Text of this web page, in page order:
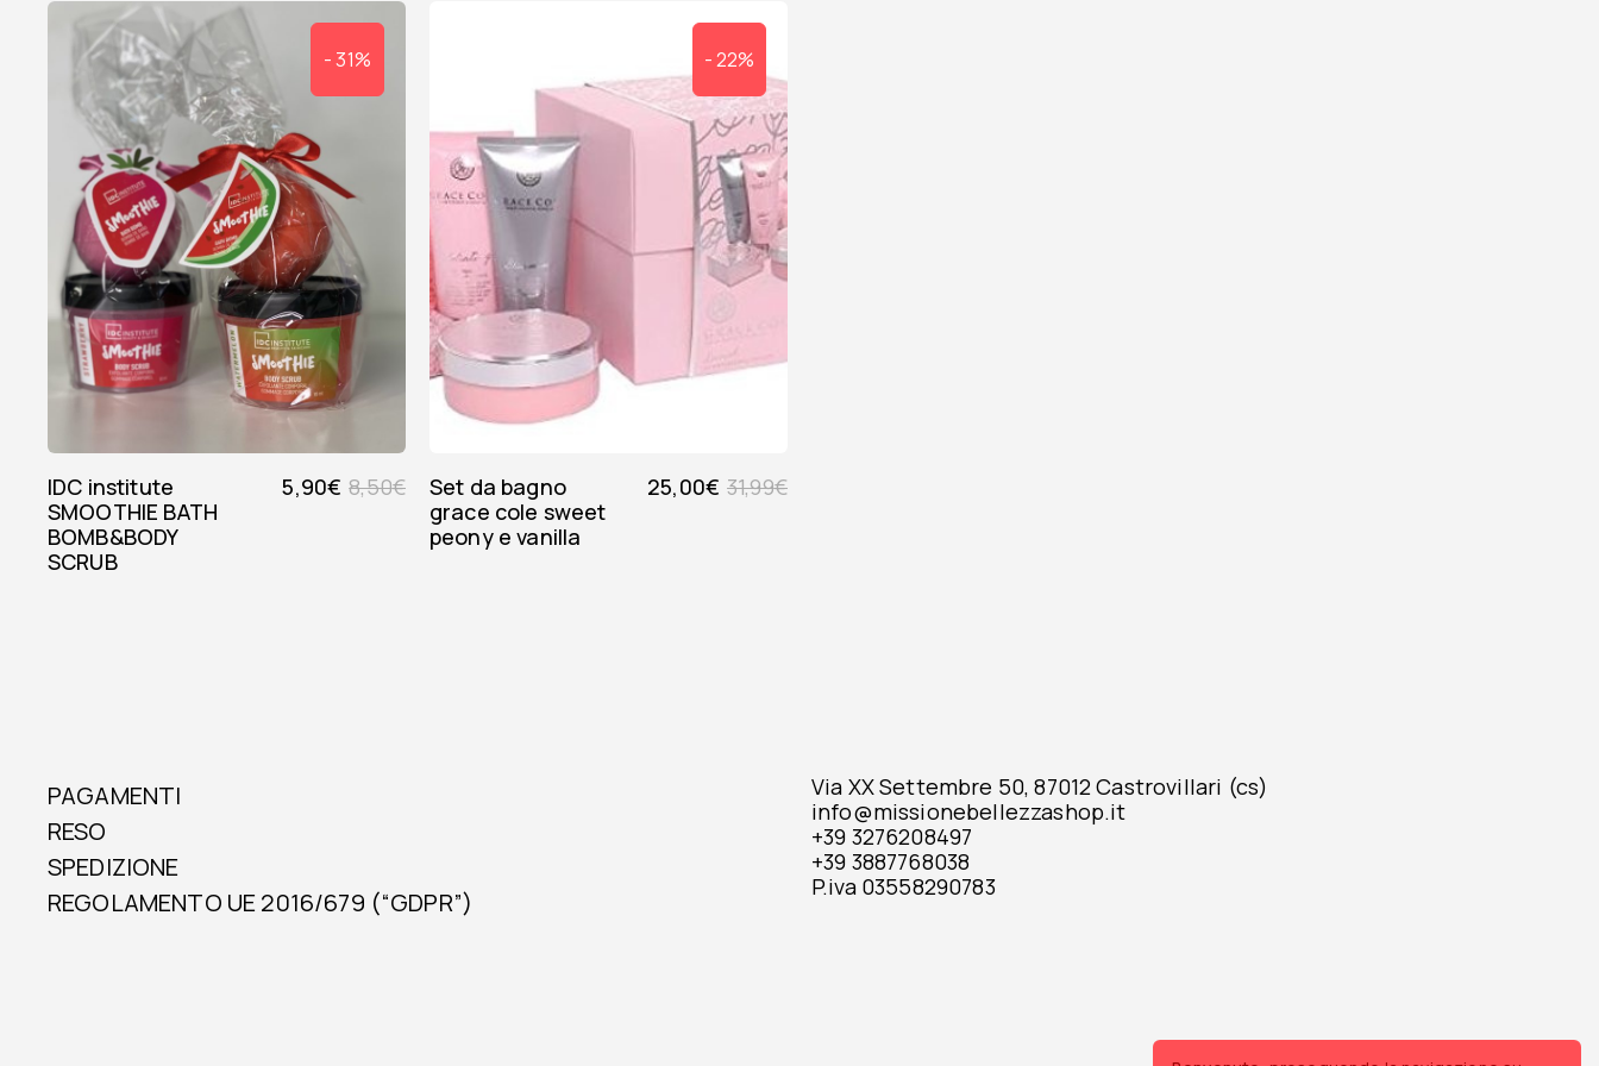
- 31%
IDC institute
SMOOTHIE BATH
BOMB&BODY
SCRUB
8,50€
5,90€
- 22%
set da bagno
grace cole sweet
peony e vanilla
31,99€
25,00€
PAGAMENTI
RESO
SPEDIZIONE
REGOLAMENTO UE 2016/679 (“GDPR”)
Via XX Settembre 50, 87012 Castrovillari (cs)
info@missionebellezzashop.it
+39 3276208497
+39 3887768038
P.iva 03558290783